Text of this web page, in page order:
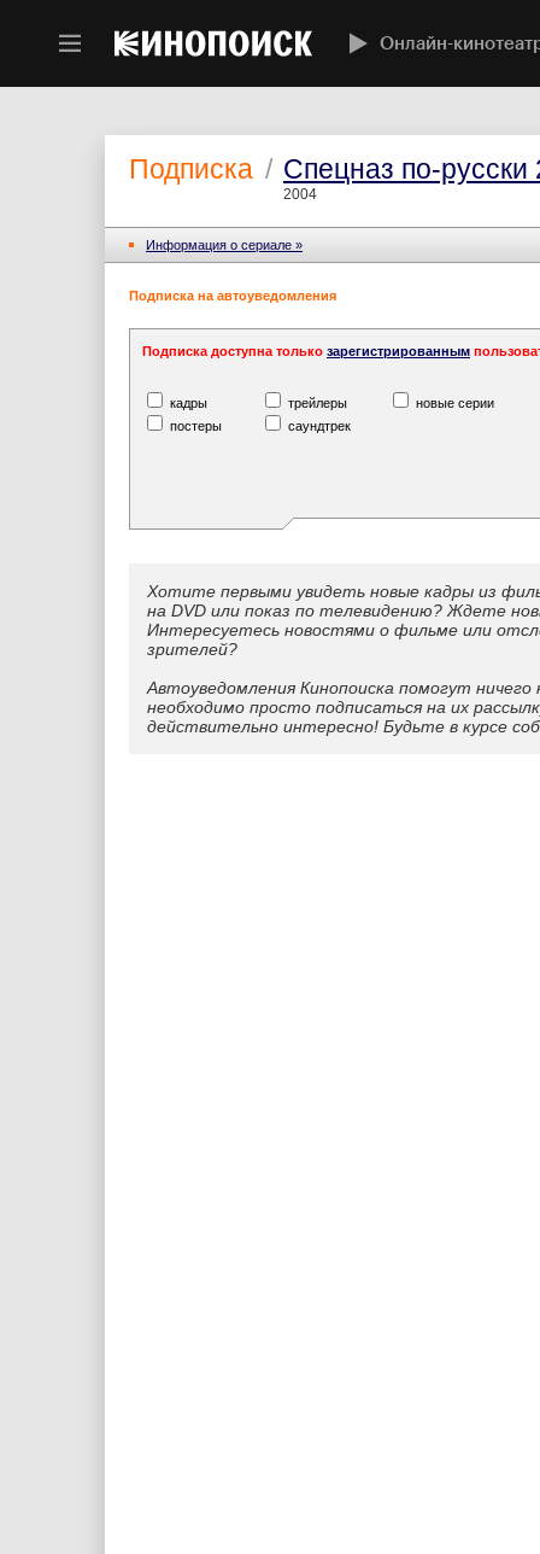
Онлайн-
Подписка / Спецназ по-русски
2004
Информация o сериале »
Подписка на автоуведомления
Подписка доступна только зарегистрированным
кадры трейлеры
новые серии
постеры
саундтрек
Хотите первыми увидеть новые кадры из
на DVD или показ по телевидению? Ждете
Интересуетесь новостями о фильме или
зрителей?
Автоуведомления Кинопоиска помогут
необходимо просто подписаться на их
действительно интересно! Будьте в курсе